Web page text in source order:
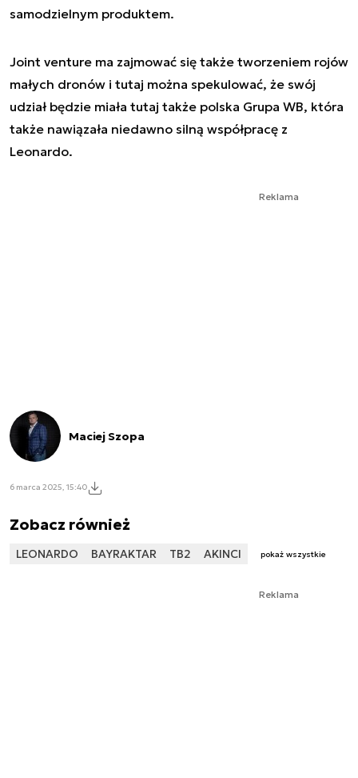
samodzielnym produktem.
Joint venture ma zajmować się także tworzeniem rojów
małych dronów i tutaj można spekulować, że swój
udział będzie miała tutaj także polska Grupa WB, która
także nawiązała niedawno silną współpracę z
Leonardo.
Reklama
Maciej Szopa
6 marca 2025, 15:40
Zobacz również
LEONARDO BAYRAKTAR TB2 AKINCI pokaż wszystkie
Reklama